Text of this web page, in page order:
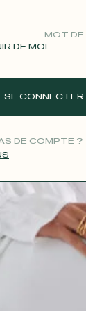
MOT DE
DE MOI
SE CONNECTER
DE COMPTE ?